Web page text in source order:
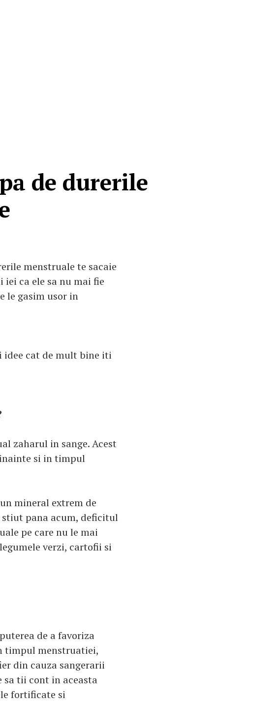
de durerile
menstruale te sacaie
iei ca ele sa nu mai fie
le gasim usor in
idee cat de mult bine iti
zaharul in sange. Acest
si in timpul
mineral extrem de
pana acum, deficitul
pe care nu le mai
verzi, cartofii si
de a favoriza
timpul menstruatiei,
din cauza sangerarii
sa tii cont in aceasta
fortificate si